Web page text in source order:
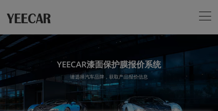
YEECAR漆面保护膜报价系统
请选择汽车品牌，获取产品报价信息